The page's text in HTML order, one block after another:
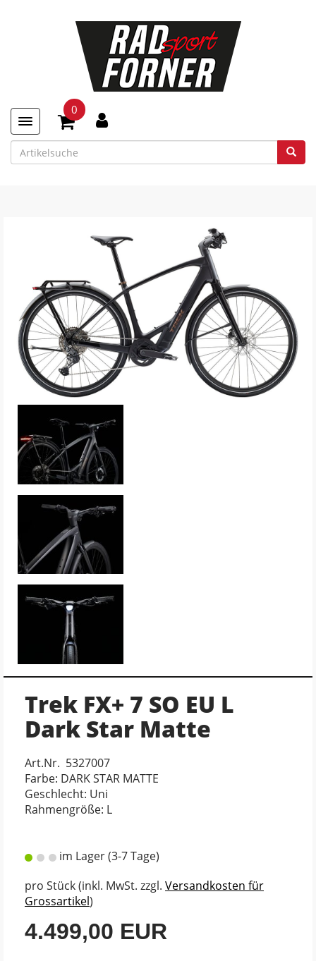
Toggle navigation
0
Trek FX+ 7 SO EU L
Dark Star Matte
Art.Nr. 5327007
Farbe: DARK STAR MATTE
Geschlecht: Uni
Rahmengröße: L
im Lager (3-7 Tage)
pro Stück (inkl. MwSt. zzgl. Versandkosten für
Grossartikel)
4.499,00 EUR